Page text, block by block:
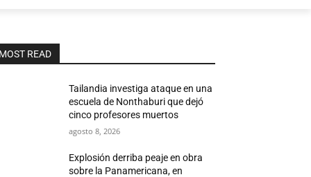
READ
Tailandia investiga ataque en una
escuela de Nonthaburi que dejó
cinco profesores muertos
agosto 8, 2026
Explosión derriba peaje en obra
sobre la Panamericana, en